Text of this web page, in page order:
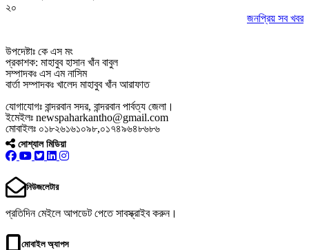
২০
জনপ্রিয় সব খবর
উপদেষ্টাঃ কে এস মং
প্রকাশক: মাহাবুব হাসান খাঁন বাবুল
সম্পাদকঃ এস এম নাসিম
বার্তা সম্পাদকঃ খালেদ মাহাবুব খাঁন আরাফাত
যোগাযোগঃ বান্দরবান সদর, বান্দরবান পার্বত্য জেলা।
ইমেইলঃ newspaharkantho@gmail.com
মোবাইলঃ ০১৮২৬১৬১০৯৮,০১৭৪৯৬৪৮৬৮৬
সোশ্যাল মিডিয়া
নিউজলেটার
প্রতিদিন মেইলে আপডেট পেতে সাবস্ক্রাইব করুন।
মোবাইল অ্যাপস